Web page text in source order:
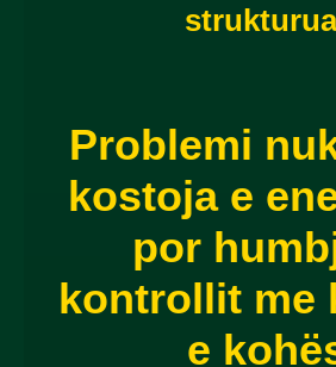
Problemi
kostoja e
por
kontrollit me
e